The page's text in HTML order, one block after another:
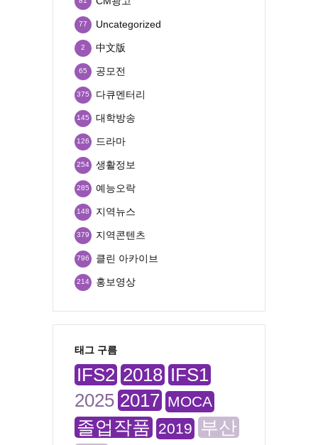
Uncategorized
77
中文版
2
공모전
65
다큐멘터리
375
대학방송
145
드라마
126
생활정보
254
예능오락
285
지역뉴스
148
지역콘텐츠
379
클린 아카이브
796
홍보영상
214
태그 구름
IFS2 2018 IFS1
2025 2017 MOCA
졸업작품 2019 부산